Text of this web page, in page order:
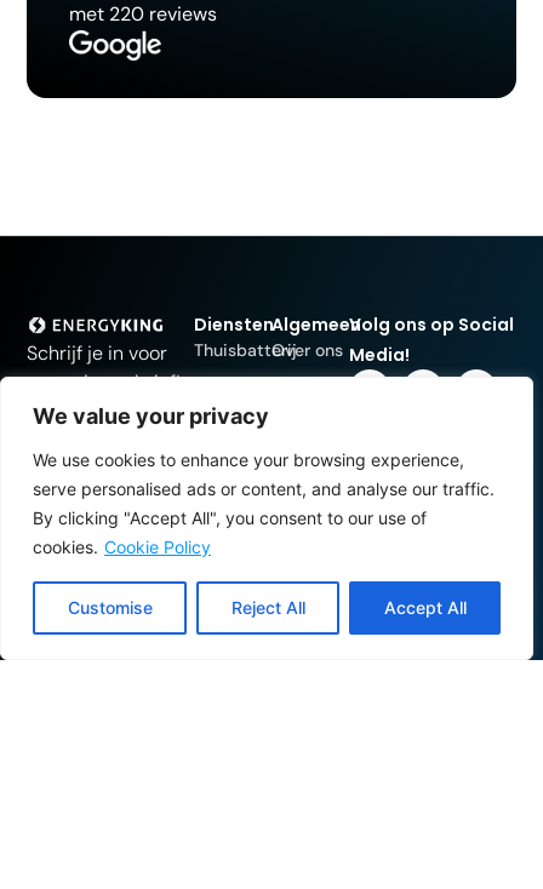
We value your privacy
We use cookies to enhance your browsing experience,
serve personalised ads or content, and analyse our traffic.
By clicking "Accept All", you consent to our use of
cookies. Cookie Policy
Customise Reject All Accept All
met 220 reviews
Schrijf je in voor
onze nieuwsbrief!
De beste
rechtstreeks in je
inbox.
Diensten
Thuisbatterij
Warmtepompen
Airco
Ventilatie
Algemeen
Over ons
Blog
Infosessies
Vacatures
Volg ons op Social
Media!
Mechelsesteenweg
676,
(Leuven)